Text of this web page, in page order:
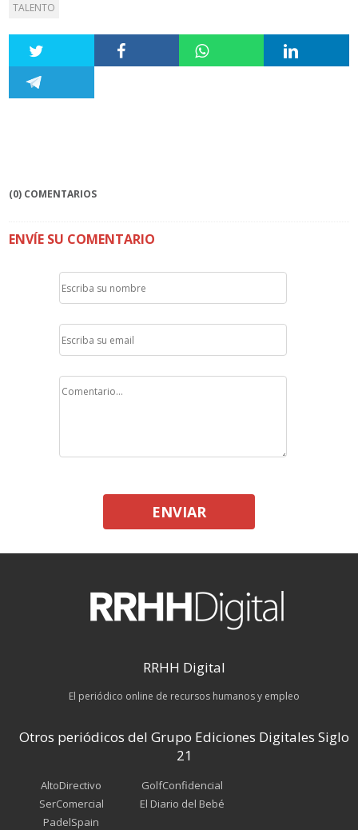
TALENTO
(0) COMENTARIOS
ENVÍE SU COMENTARIO
ENVIAR
RRHH Digital
El periódico online de recursos humanos y empleo
Otros periódicos del Grupo Ediciones Digitales Siglo
21
AltoDirectivo
SerComercial
PadelSpain
GolfConfidencial
El Diario del Bebé